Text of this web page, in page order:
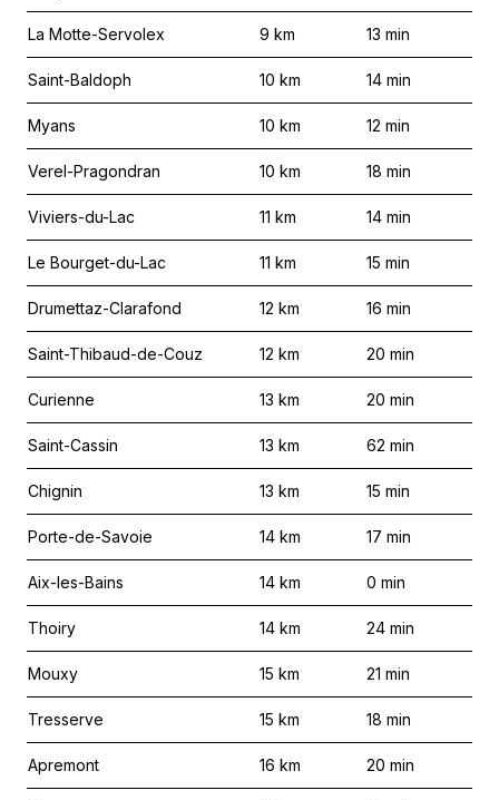
La Motte-Servolex 9 km 13 min
Saint-Baldoph 10 km 14 min
Myans 10 km 12 min
Verel-Pragondran 10 km 18 min
Viviers-du-Lac 11 km 14 min
Le Bourget-du-Lac 11 km 15 min
Drumettaz-Clarafond 12 km 16 min
Saint-Thibaud-de-Couz 12 km 20 min
Curienne 13 km 20 min
Saint-Cassin 13 km 62 min
Chignin 13 km 15 min
Porte-de-Savoie 14 km 17 min
Aix-les-Bains 14 km 0 min
Thoiry 14 km 24 min
Mouxy 15 km 21 min
Tresserve 15 km 18 min
Apremont 16 km 20 min